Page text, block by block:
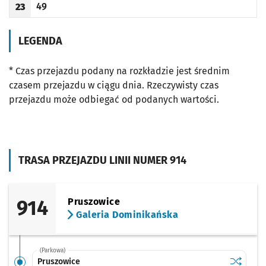
TRASA PRZEJAZDU LINII NUMER 914
914
Pruszowice
Galeria Dominikańska
(Parkowa)
Pruszowice Sprawdź
Godzina odjazdu
23
Odjazd
49
minut po godzinie 23
LEGENDA
* Czas przejazdu podany na rozkładzie jest średnim
czasem przejazdu w ciągu dnia. Rzeczywisty czas
przejazdu może odbiegać od podanych wartości.